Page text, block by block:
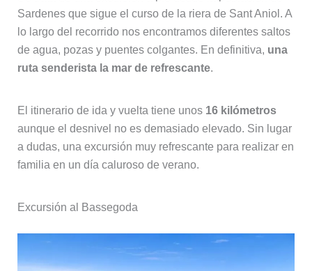
Sardenes que sigue el curso de la riera de Sant Aniol. A
lo largo del recorrido nos encontramos diferentes saltos
de agua, pozas y puentes colgantes. En definitiva, una
ruta senderista la mar de refrescante.
El itinerario de ida y vuelta tiene unos 16 kilómetros
aunque el desnivel no es demasiado elevado. Sin lugar
a dudas, una excursión muy refrescante para realizar en
familia en un día caluroso de verano.
Excursión al Bassegoda